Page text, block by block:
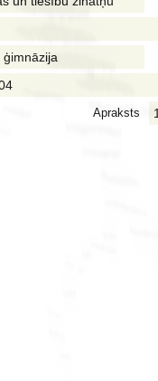
ģimnāzija
Apraksts